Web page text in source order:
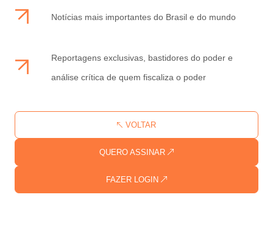
Notícias mais importantes do Brasil e do mundo
Reportagens exclusivas, bastidores do poder e
análise crítica de quem fiscaliza o poder
FAZER LOGIN
QUERO ASSINAR
VOLTAR